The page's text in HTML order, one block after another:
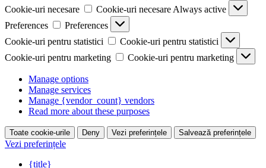
Cookie-uri necesare
Cookie-uri necesare Always active
Preferences
Preferences
Cookie-uri pentru statistici
Cookie-uri pentru statistici
Cookie-uri pentru marketing
Cookie-uri pentru marketing
Manage options
Manage services
Manage {vendor_count} vendors
Read more about these purposes
Toate cookie-urile Deny Vezi preferințele Salvează preferințele
Vezi preferințele
{title}